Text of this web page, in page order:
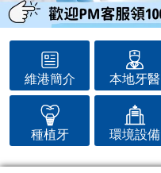
維港簡介 本地牙醫
種植牙 環境設備